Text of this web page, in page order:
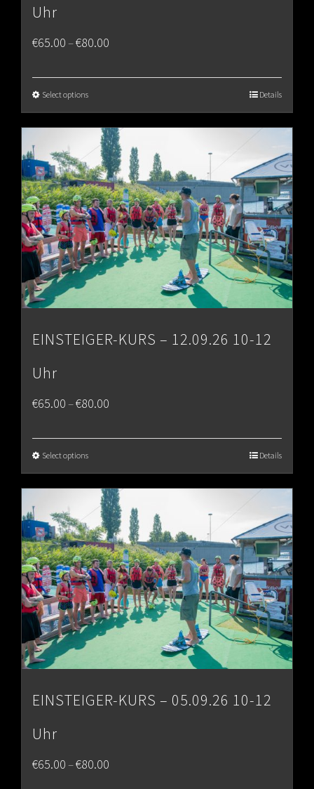
Uhr
€65.00–€80.00
€80.00
Select options Details
EINSTEIGER-KURS – 12.09.26 10-12
Uhr
€65.00–€80.00
€80.00
Select options Details
EINSTEIGER-KURS – 05.09.26 10-12
Uhr
€65.00–€80.00